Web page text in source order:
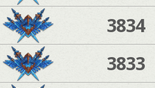
3834
3833